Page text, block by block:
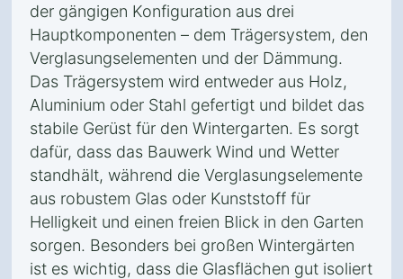
der gängigen Konfiguration aus drei
Hauptkomponenten – dem Trägersystem, den
Verglasungselementen und der Dämmung.
Das Trägersystem wird entweder aus Holz,
Aluminium oder Stahl gefertigt und bildet das
stabile Gerüst für den Wintergarten. Es sorgt
dafür, dass das Bauwerk Wind und Wetter
standhält, während die Verglasungselemente
aus robustem Glas oder Kunststoff für
Helligkeit und einen freien Blick in den Garten
sorgen. Besonders bei großen Wintergärten
ist es wichtig, dass die Glasflächen gut isoliert